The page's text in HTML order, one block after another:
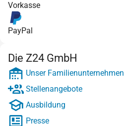
Vorkasse
PayPal
Die Z24 GmbH
Unser Familienunternehmen
Stellenangebote
Ausbildung
Presse